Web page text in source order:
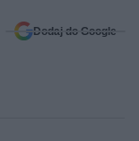
Dodaj do Google